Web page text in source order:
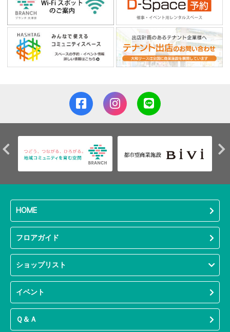
HOME
フロアガイド
ショップリスト
イベント
Ｑ＆Ａ